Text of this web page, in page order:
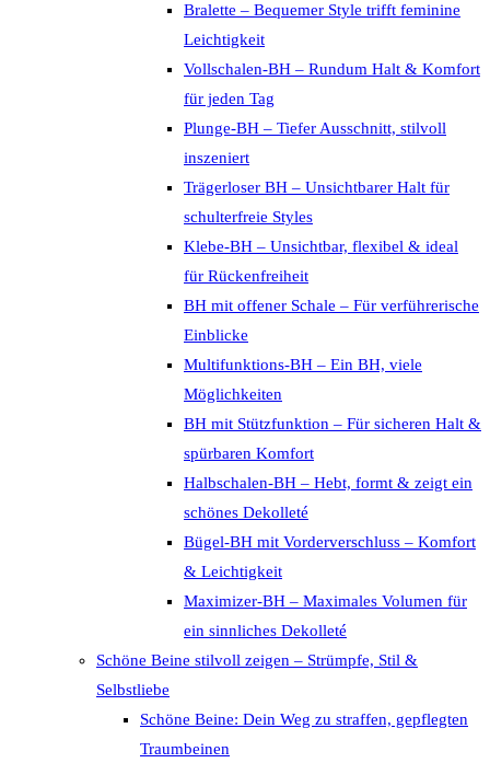
Bralette – Bequemer Style trifft feminine
Leichtigkeit
Vollschalen-BH – Rundum Halt & Komfort
für jeden Tag
Plunge-BH – Tiefer Ausschnitt, stilvoll
inszeniert
Trägerloser BH – Unsichtbarer Halt für
schulterfreie Styles
Klebe-BH – Unsichtbar, flexibel & ideal
für Rückenfreiheit
BH mit offener Schale – Für verführerische
Einblicke
Multifunktions-BH – Ein BH, viele
Möglichkeiten
BH mit Stützfunktion – Für sicheren Halt &
spürbaren Komfort
Halbschalen-BH – Hebt, formt & zeigt ein
schönes Dekolleté
Bügel-BH mit Vorderverschluss – Komfort
& Leichtigkeit
Maximizer-BH – Maximales Volumen für
ein sinnliches Dekolleté
Schöne Beine stilvoll zeigen – Strümpfe, Stil &
Selbstliebe
Schöne Beine: Dein Weg zu straffen, gepflegten
Traumbeinen